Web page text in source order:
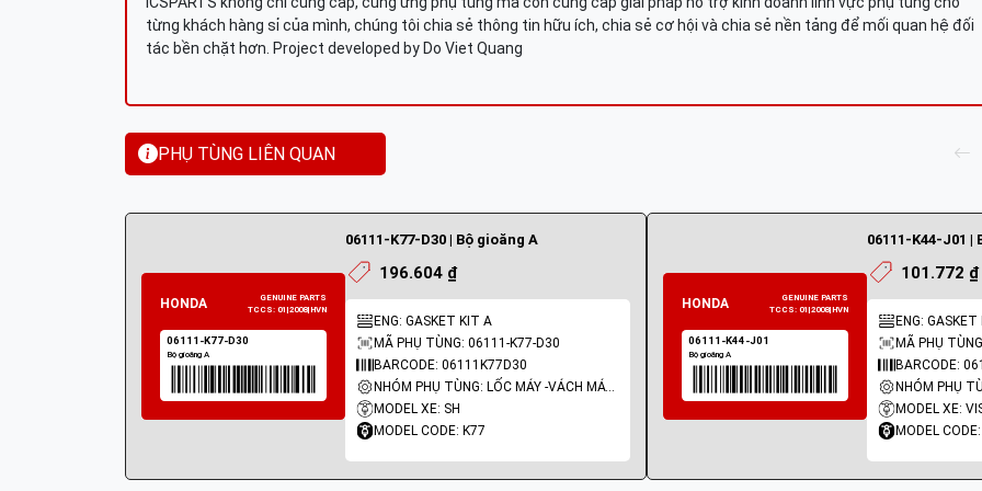
từng khách hàng sỉ của mình, chúng tôi chia sẻ thông tin hữu ích, chia sẻ cơ hội và chia sẻ nền tảng để mối quan hệ đối
tác bền chặt hơn. Project developed by Do Viet Quang
PHỤ TÙNG LIÊN QUAN
06111-K77-D30 | Bộ gioăng A
196.604 ₫
ENG: GASKET KIT A
MÃ PHỤ TÙNG: 06111-K77-D30
BARCODE: 06111K77D30
NHÓM PHỤ TÙNG: LỐC MÁY -VÁCH MÁY - GIOĂNG MÁY
MODEL XE: SH
MODEL CODE: K77
06111-K44-J01 |
101.772 ₫
ENG: GASKET
MÃ PHỤ
BARCODE:
MODEL XE:
MODEL